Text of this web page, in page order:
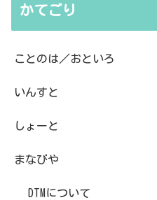
かてごり
ことのは／おといろ
いんすと
しょーと
まなびや
DTMについて